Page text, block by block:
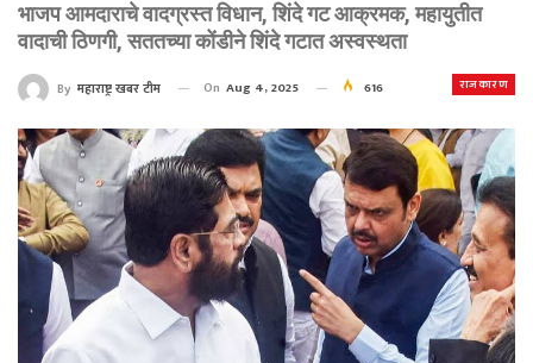
भाजप आमदाराचे वादग्रस्त विधान, शिंदे गट आक्रमक, महायुतीत
वादाची ठिणगी, सततच्या कोंडीने शिंदे गटात अस्वस्थता
राजकारण
By महाराष्ट्र खबर टीम On Aug 4, 2025 616